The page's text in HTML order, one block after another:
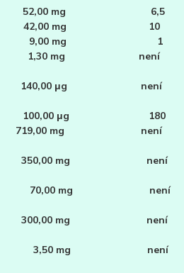
mg 6,5
mg 10
mg 1
mg není
μg není
μg 180
mg není
350,00 mg není
70,00 mg není
300,00 mg není
3,50 mg není